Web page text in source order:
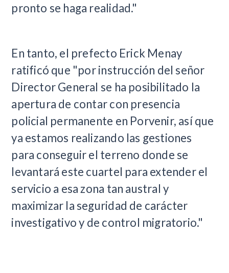
pronto se haga realidad."
En tanto, el prefecto Erick Menay
ratificó que "por instrucción del señor
Director General se ha posibilitado la
apertura de contar con presencia
policial permanente en Porvenir, así que
ya estamos realizando las gestiones
para conseguir el terreno donde se
levantará este cuartel para extender el
servicio a esa zona tan austral y
maximizar la seguridad de carácter
investigativo y de control migratorio."